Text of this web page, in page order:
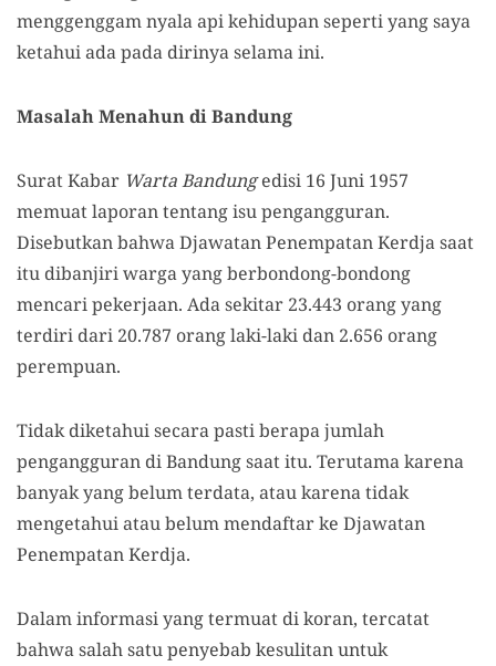
menggenggam nyala api kehidupan seperti yang saya
ketahui ada pada dirinya selama ini.
Masalah Menahun di Bandung
Surat Kabar Warta Bandungedisi 16 Juni 1957
memuat laporan tentang isu pengangguran.
Disebutkan bahwa Djawatan Penempatan Kerdja saat
itu dibanjiri warga yang berbondong-bondong
mencari pekerjaan. Ada sekitar 23.443 orang yang
terdiri dari 20.787 orang laki-laki dan 2.656 orang
perempuan.
Tidak diketahui secara pasti berapa jumlah
pengangguran di Bandung saat itu. Terutama karena
banyak yang belum terdata, atau karena tidak
mengetahui atau belum mendaftar ke Djawatan
Penempatan Kerdja.
Dalam informasi yang termuat di koran, tercatat
bahwa salah satu penyebab kesulitan untuk